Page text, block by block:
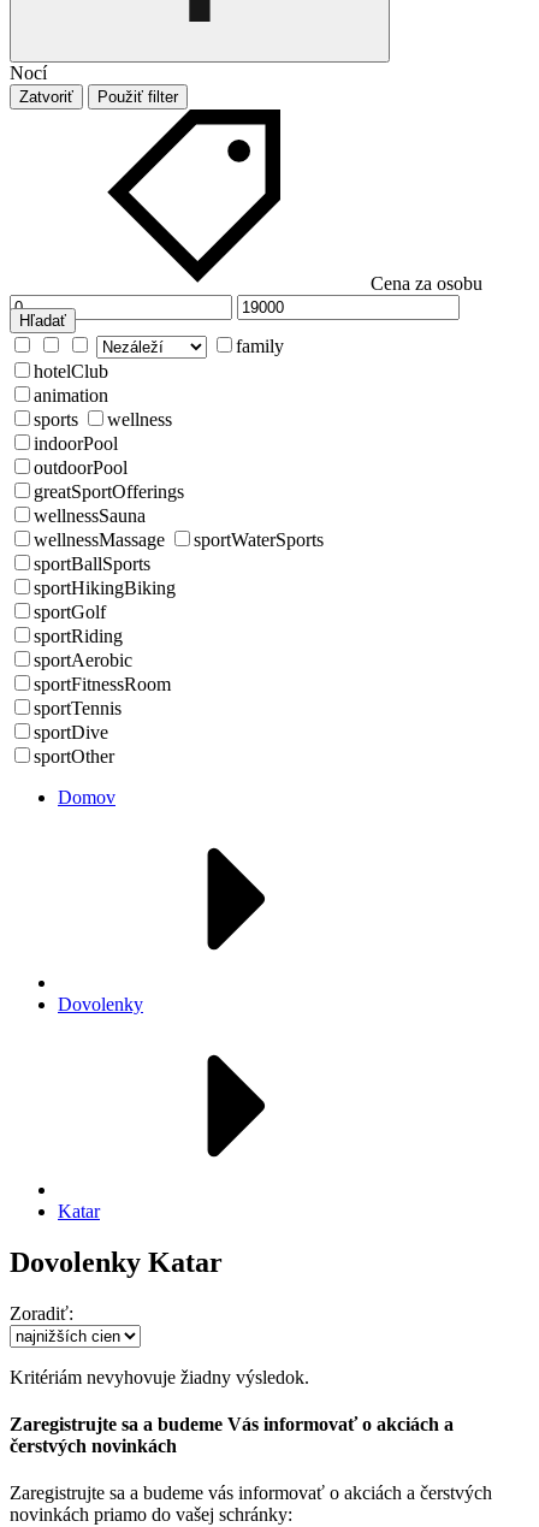
Nocí
Zatvoriť Použiť filter
Cena za osobu
Hľadať
family
hotelClub
animation
sports
wellness
indoorPool
outdoorPool
greatSportOfferings
wellnessSauna
wellnessMassage
sportWaterSports
sportBallSports
sportHikingBiking
sportGolf
sportRiding
sportAerobic
sportFitnessRoom
sportTennis
sportDive
sportOther
Domov
Dovolenky
Katar
Dovolenky Katar
Zoradiť:
Kritériám nevyhovuje žiadny výsledok.
Zaregistrujte sa a budeme Vás informovať o akciách a
čerstvých novinkách
Zaregistrujte sa a budeme vás informovať o akciách a čerstvých
novinkách priamo do vašej schránky: